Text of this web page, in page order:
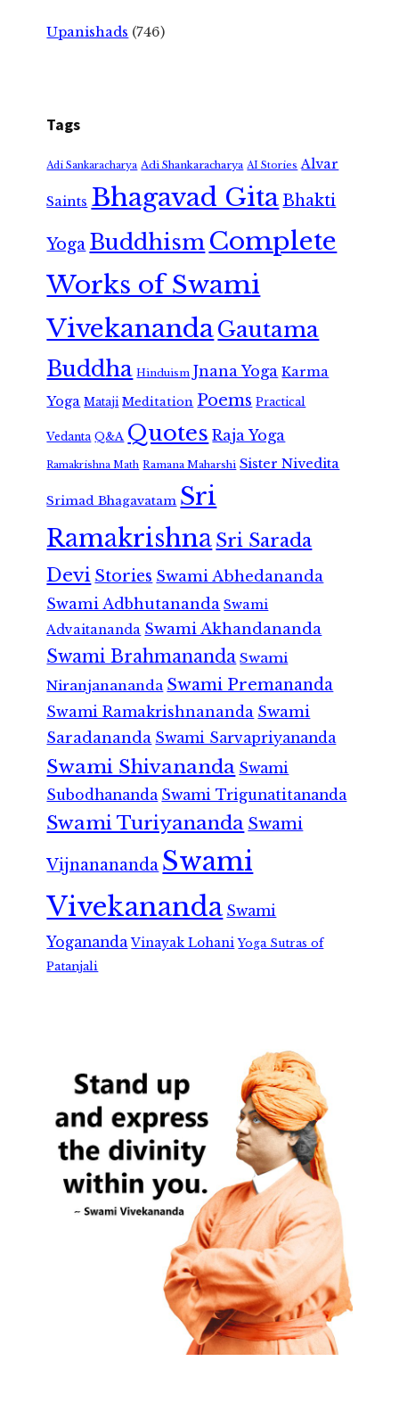
Upanishads (746)
Tags
Adi Sankaracharya Adi Shankaracharya AI Stories Alvar
Saints Bhagavad GitaBhakti
Yoga Buddhism Complete
Works of Swami
VivekanandaGautama
Buddha Hinduism Jnana Yoga Karma
Yoga Mataji Meditation Poems Practical
Vedanta Q&A Quotes Raja Yoga
Ramakrishna Math Ramana Maharshi Sister Nivedita
Srimad Bhagavatam Sri
RamakrishnaSri Sarada
Devi Stories Swami Abhedananda
Swami Adbhutananda Swami
Advaitananda Swami Akhandananda
Swami Brahmananda Swami
Niranjanananda Swami Premananda
Swami Ramakrishnananda Swami
Saradananda Swami Sarvapriyananda
Swami Shivananda Swami
Subodhananda Swami Trigunatitananda
Swami Turiyananda Swami
Vijnanananda Swami
Vivekananda Swami
Yogananda Vinayak Lohani Yoga Sutras of
Patanjali